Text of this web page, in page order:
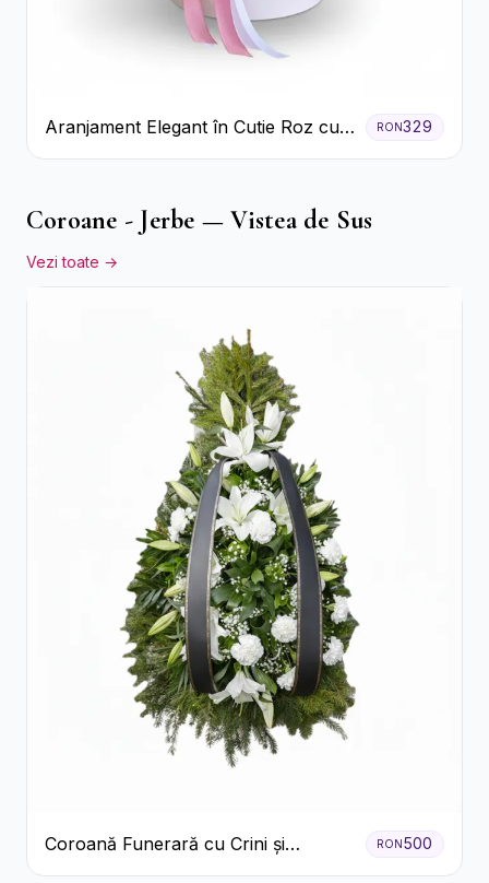
Aranjament Elegant în Cutie Roz cu
Trandafiri și Gerbera
RON329
Coroane - Jerbe — Vistea de Sus
Vezi toate →
Coroană Funerară cu Crini și
Garoafe Albe
RON500